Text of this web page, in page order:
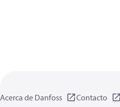
Acerca de Danfoss Contacto